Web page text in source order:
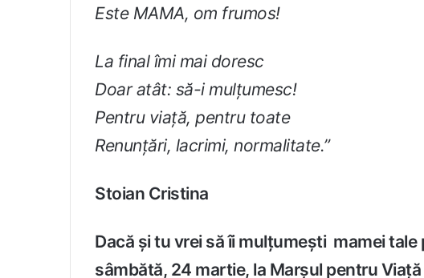
Este MAMA, om frumos!
La final îmi mai doresc
Doar atât: să-i mulțumesc!
Pentru viață, pentru toate
Renunțări, lacrimi, normalitate.”
Stoian Cristina
Dacă și tu vrei să îi mulțumești mamei
sâmbătă, 24 martie, la Marșul pentru